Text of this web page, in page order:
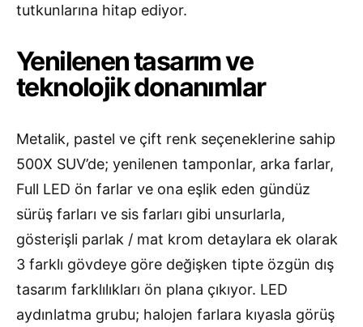
tutkunlarına hitap ediyor.
Yenilenen tasarım ve
teknolojik donanımlar
Metalik, pastel ve çift renk seçeneklerine sahip
500X SUV’de; yenilenen tamponlar, arka farlar,
Full LED ön farlar ve ona eşlik eden gündüz
sürüş farları ve sis farları gibi unsurlarla,
gösterişli parlak / mat krom detaylara ek olarak
3 farklı gövdeye göre değişken tipte özgün dış
tasarım farklılıkları ön plana çıkıyor. LED
aydınlatma grubu; halojen farlara kıyasla görüş